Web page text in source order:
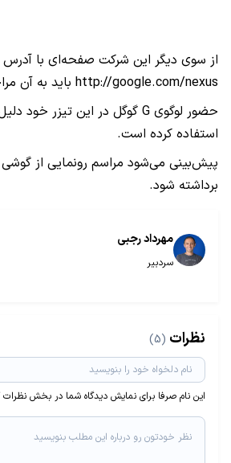
http://google.com/nexus باید به آن مراجعه کنند.
حضور لوگوی G گوگل در این تیزر خود دلیل دیگری بر تغییر برند گوشی‌های از نکسوس به پیکسل است، برندی که گوگل پیش از این از آن برای لپ‌تاپ‌ و
استفاده کرده است.
برداشته شود.
مهرداد رجبی
سردبیر
نظرات (5)
این نام صرفا برای نمایش دیدگاه شما در بخش نظرات